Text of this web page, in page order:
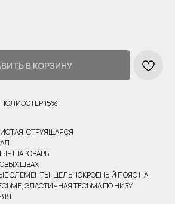
В КОРЗИНУ
15%
СТРУЯЩАЯСЯ
ШАРОВАРЫ
ШВАХ
ЭЛЕМЕНТЫ: ЦЕЛЬНОКРОЕНЫЙ ПОЯС НА
ЭЛАСТИЧНАЯ ТЕСЬМА ПО НИЗУ